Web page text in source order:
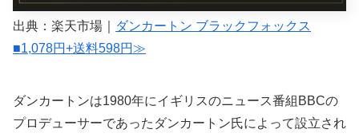
出典：楽天市場｜
ダンカートン ブラックフォックス
■1,078円+送料598円≫
ダンカートンは1980年にイギリスのニュース番組BBCの
プロデューサーであったダンカートン氏によって設立され